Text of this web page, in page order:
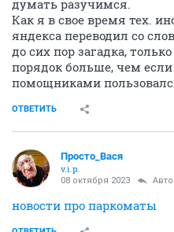
думать разучимся.
Как я в свое время тех.
яндекса переводил со
до сих пор загадка,
порядок больше, чем
помощниками
ОТВЕТИТЬ
Просто_Вася
v.i.p.
08 октября 2023
новости про паркоматы